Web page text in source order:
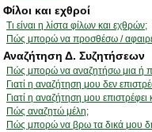
Φίλοι και εχθροί
Τι είναι η λίστα φίλων και εχθρών;
Πώς μπορώ να προσθέσω /
Αναζήτηση Δ. Συζητήσεων
Πώς μπορώ να αναζητήσω μια ή
Γιατί η αναζήτηση μου δεν
Γιατί η αναζήτηση μου επιστρέφει
Πώς αναζητώ μέλη;
Πώς μπορώ να βρω τα δικά μου